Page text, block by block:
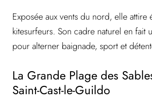
Exposée aux vents du nord, elle attire
kitesurfeurs. Son cadre naturel en fait
pour alterner baignade, sport et
La Grande Plage des
Saint-Cast-le-Guildo